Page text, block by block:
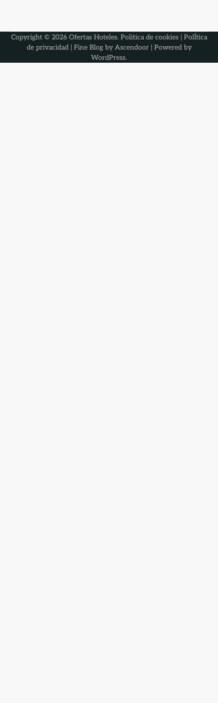
Copyright © 2026 Ofertas Hoteles. Política de cookies| PolÍtica
de privacidad| Fine Blog by Ascendoor| Powered by
WordPress.